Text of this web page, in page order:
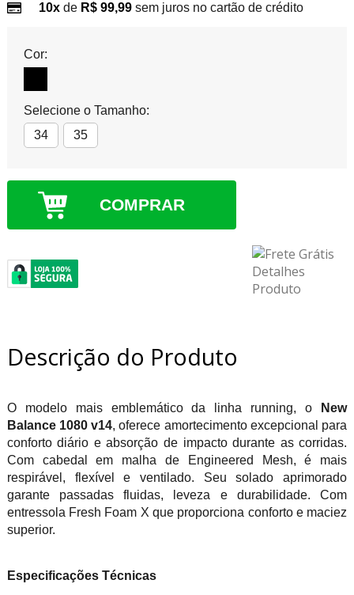
10xde R$ 99,99 sem juros no cartão de crédito
Cor:
Selecione o Tamanho:
34
35
COMPRAR
Descrição do Produto
O modelo mais emblemático da linha running, o
New
Balance 1080 v14, oferece amortecimento excepcional para
conforto diário e absorção de impacto durante as corridas.
Com cabedal em malha de Engineered Mesh, é mais
respirável, flexível e ventilado. Seu solado aprimorado
garante passadas fluidas, leveza e durabilidade. Com
entressola Fresh Foam X que proporciona conforto e maciez
superior.
Especificações Técnicas